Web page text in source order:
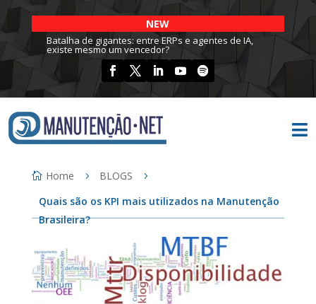
NEW
Batalha de gigantes: entre ERPs e agentes de IA,
existe mesmo um vencedor?

Home
BLOGS
Quais são os KPI mais utilizados na Manutenção
Brasileira?